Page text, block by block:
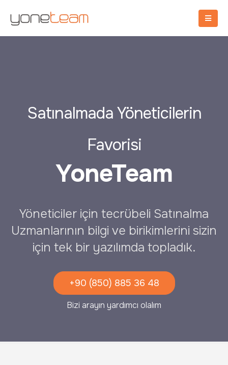
Satınalmada Yöneticilerin
Favorisi
YoneTeam
Yöneticiler için tecrübeli Satınalma
Uzmanlarının bilgi ve birikimlerini sizin
için tek bir yazılımda topladık.
+90 (850) 885 36 48
Bizi arayın yardımcı olalım